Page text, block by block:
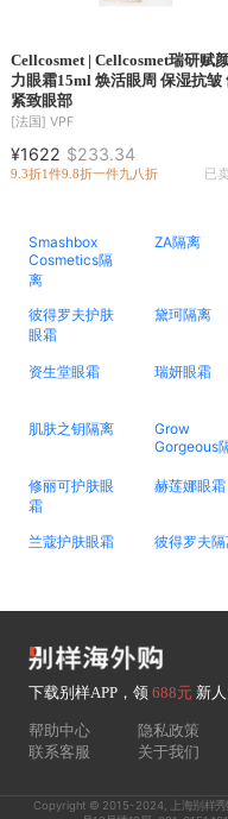
Cellcosmet | Cellcosmet瑞研赋
力眼霜15ml 焕活眼周 保湿抗皱
紧致眼部
[法国] VPF
¥1622 $233.34
9.3折1件9.8折一件九八折 已卖
Smashbox
Cosmetics隔
离
ZA隔离
彼得罗夫护肤
眼霜
黛珂隔离
资生堂眼霜 瑞妍眼霜
肌肤之钥隔离
Grow
Gorgeous
修丽可护肤眼
霜
赫莲娜眼霜
兰蔻护肤眼霜 彼得罗夫
下载别样APP，领 688元新人
帮助中心 隐私政策
联系客服
关于我们
Copyright © 2015-2024, 上海别样秀